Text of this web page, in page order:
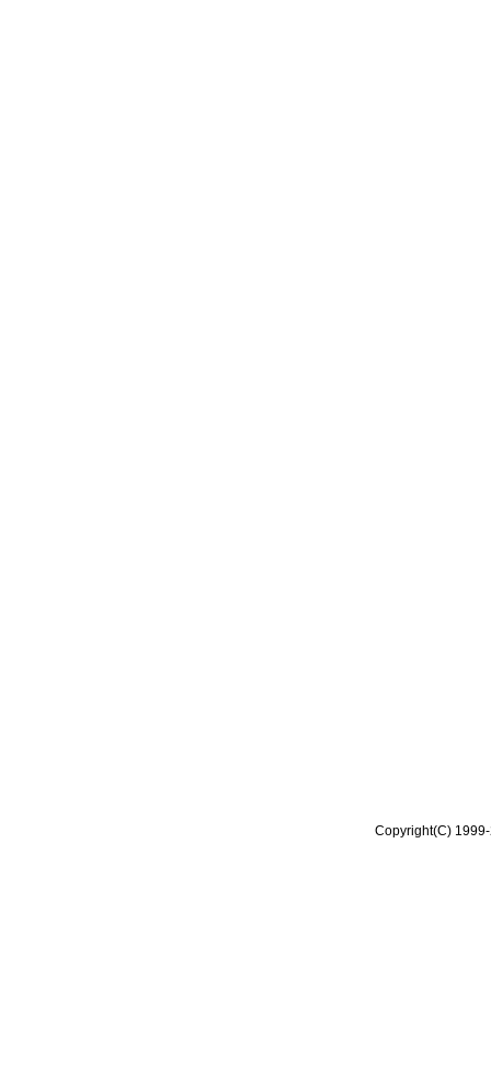
Copyright(C)